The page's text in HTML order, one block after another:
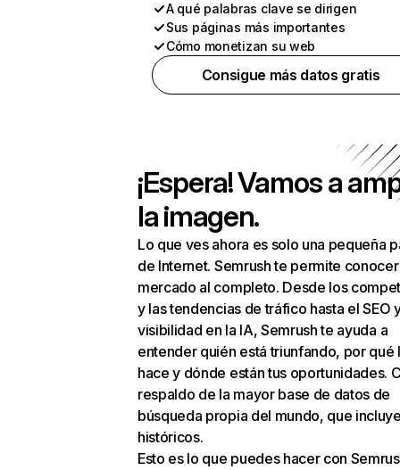
A qué palabras clave se dirigen
Sus páginas más importantes
Cómo monetizan su web
Consigue más datos gratis
¡Espera! Vamos a
la imagen.
Lo que ves ahora es solo una pequeña
de Internet. Semrush te permite
mercado al completo. Desde los
y las tendencias de tráfico hasta el SEO
visibilidad en la IA, Semrush te ayuda a
entender quién está triunfando, por qué
hace y dónde están tus oportunidades.
respaldo de la mayor base de datos de
búsqueda propia del mundo, que
históricos.
Esto es lo que puedes hacer con